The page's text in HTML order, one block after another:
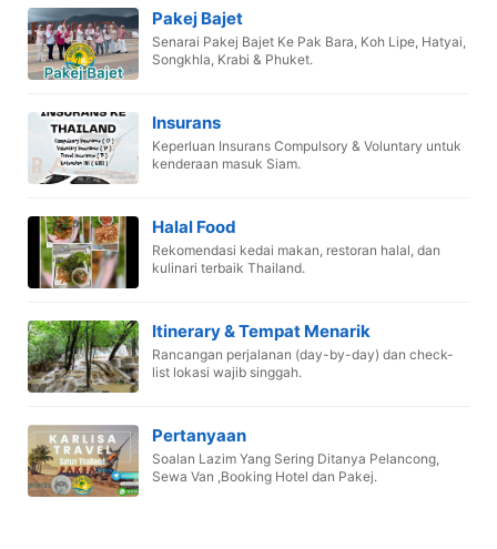
Pakej Bajet
Senarai Pakej Bajet Ke Pak Bara, Koh Lipe, Hatyai,
Songkhla, Krabi & Phuket.
Insurans
Keperluan Insurans Compulsory & Voluntary untuk
kenderaan masuk Siam.
Halal Food
Rekomendasi kedai makan, restoran halal, dan
kulinari terbaik Thailand.
Itinerary & Tempat Menarik
Rancangan perjalanan (day-by-day) dan check-
list lokasi wajib singgah.
Pertanyaan
Soalan Lazim Yang Sering Ditanya Pelancong,
Sewa Van ,Booking Hotel dan Pakej.